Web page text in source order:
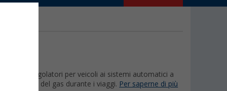
regolatori per veicoli ai sistemi automatici a
sicuro del gas durante i viaggi. Per saperne di più